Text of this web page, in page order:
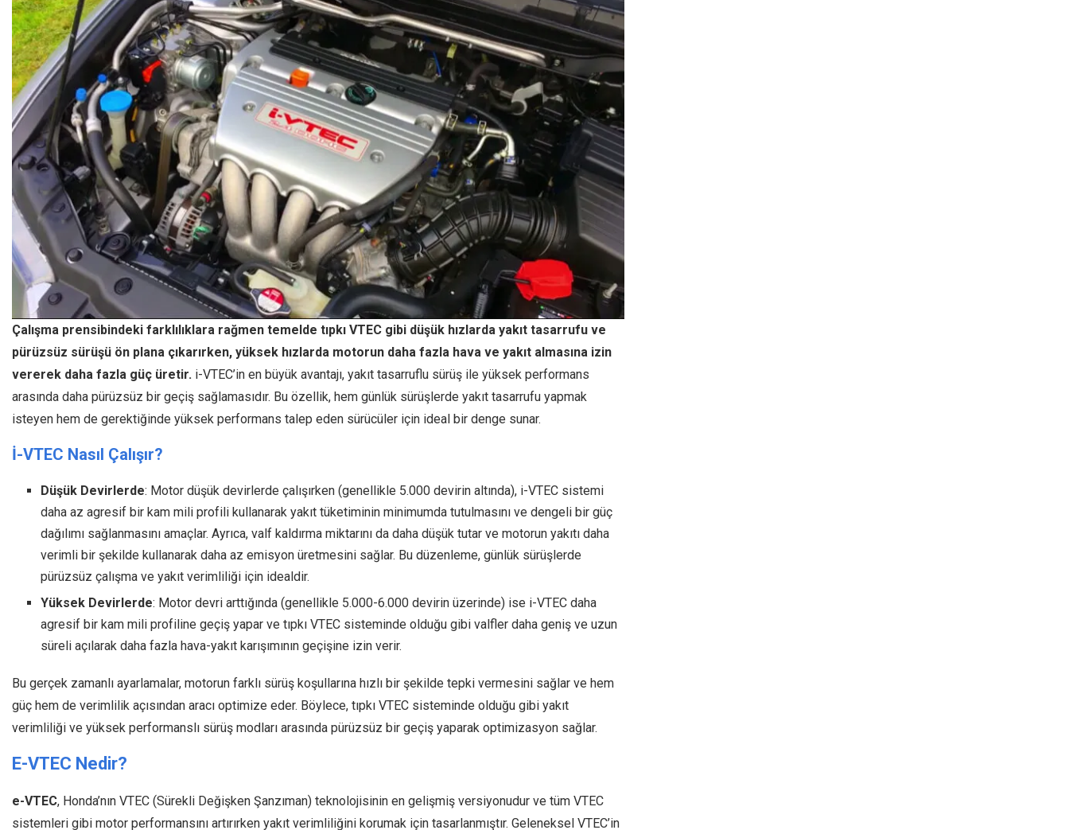
Çalışma prensibindeki farklılıklara rağmen temelde tıpkı VTEC gibi düşük hızlarda yakıt tasarrufu ve
pürüzsüz sürüşü ön plana çıkarırken, yüksek hızlarda motorun daha fazla hava ve yakıt almasına izin
vererek daha fazla güç üretir. i-VTEC’in en büyük avantajı, yakıt tasarruflu sürüş ile yüksek performans
arasında daha pürüzsüz bir geçiş sağlamasıdır. Bu özellik, hem günlük sürüşlerde yakıt tasarrufu yapmak
isteyen hem de gerektiğinde yüksek performans talep eden sürücüler için ideal bir denge sunar.
İ-VTEC Nasıl Çalışır?
Düşük Devirlerde: Motor düşük devirlerde çalışırken (genellikle 5.000 devirin altında), i-VTEC sistemi
daha az agresif bir kam mili profili kullanarak yakıt tüketiminin minimumda tutulmasını ve dengeli bir güç
dağılımı sağlanmasını amaçlar. Ayrıca, valf kaldırma miktarını da daha düşük tutar ve motorun yakıtı daha
verimli bir şekilde kullanarak daha az emisyon üretmesini sağlar. Bu düzenleme, günlük sürüşlerde
pürüzsüz çalışma ve yakıt verimliliği için idealdir.
Yüksek Devirlerde: Motor devri arttığında (genellikle 5.000-6.000 devirin üzerinde) ise i-VTEC daha
agresif bir kam mili profiline geçiş yapar ve tıpkı VTEC sisteminde olduğu gibi valfler daha geniş ve uzun
süreli açılarak daha fazla hava-yakıt karışımının geçişine izin verir.
Bu gerçek zamanlı ayarlamalar, motorun farklı sürüş koşullarına hızlı bir şekilde tepki vermesini sağlar ve hem
güç hem de verimlilik açısından aracı optimize eder. Böylece, tıpkı VTEC sisteminde olduğu gibi yakıt
verimliliği ve yüksek performanslı sürüş modları arasında pürüzsüz bir geçiş yaparak optimizasyon sağlar.
E-VTEC Nedir?
e-VTEC, Honda’nın VTEC (Sürekli Değişken Şanzıman) teknolojisinin en gelişmiş versiyonudur ve tüm VTEC
sistemleri gibi motor performansını artırırken yakıt verimliliğini korumak için tasarlanmıştır. Geleneksel VTEC’in